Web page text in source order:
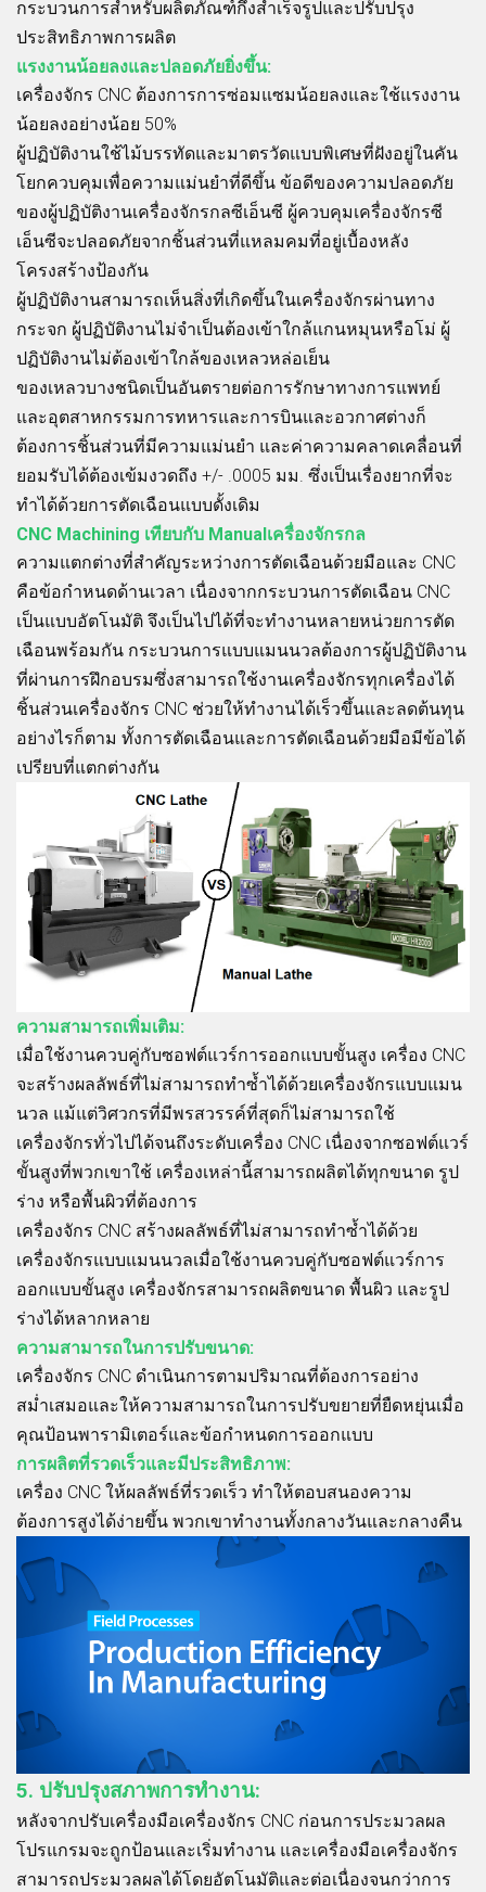
กระบวนการสำหรับผลิตภัณฑ์กึ่งสำเร็จรูปและปรับปรุง
ประสิทธิภาพการผลิต
แรงงานน้อยลงและปลอดภัยยิ่งขึ้น:
เครื่องจักร CNC ต้องการการซ่อมแซมน้อยลงและใช้แรงงาน
น้อยลงอย่างน้อย 50%
ผู้ปฏิบัติงานใช้ไม้บรรทัดและมาตรวัดแบบพิเศษที่ฝังอยู่ในคัน
โยกควบคุมเพื่อความแม่นยำที่ดีขึ้น ข้อดีของความปลอดภัย
ของผู้ปฏิบัติงานเครื่องจักรกลซีเอ็นซี ผู้ควบคุมเครื่องจักรซี
เอ็นซีจะปลอดภัยจากชิ้นส่วนที่แหลมคมที่อยู่เบื้องหลัง
โครงสร้างป้องกัน
ผู้ปฏิบัติงานสามารถเห็นสิ่งที่เกิดขึ้นในเครื่องจักรผ่านทาง
กระจก ผู้ปฏิบัติงานไม่จำเป็นต้องเข้าใกล้แกนหมุนหรือโม่ ผู้
ปฏิบัติงานไม่ต้องเข้าใกล้ของเหลวหล่อเย็น
ของเหลวบางชนิดเป็นอันตรายต่อการรักษาทางการแพทย์
และอุตสาหกรรมการทหารและการบินและอวกาศต่างก็
ต้องการชิ้นส่วนที่มีความแม่นยำ และค่าความคลาดเคลื่อนที่
ยอมรับได้ต้องเข้มงวดถึง +/- .0005 มม. ซึ่งเป็นเรื่องยากที่จะ
ทำได้ด้วยการตัดเฉือนแบบดั้งเดิม
CNC Machining เทียบกับ Manualเครื่องจักรกล
ความแตกต่างที่สำคัญระหว่างการตัดเฉือนด้วยมือและ CNC
คือข้อกำหนดด้านเวลา เนื่องจากกระบวนการตัดเฉือน CNC
เป็นแบบอัตโนมัติ จึงเป็นไปได้ที่จะทำงานหลายหน่วยการตัด
เฉือนพร้อมกัน กระบวนการแบบแมนนวลต้องการผู้ปฏิบัติงาน
ที่ผ่านการฝึกอบรมซึ่งสามารถใช้งานเครื่องจักรทุกเครื่องได้
ชิ้นส่วนเครื่องจักร CNC ช่วยให้ทำงานได้เร็วขึ้นและลดต้นทุน
อย่างไรก็ตาม ทั้งการตัดเฉือนและการตัดเฉือนด้วยมือมีข้อได้
เปรียบที่แตกต่างกัน
ความสามารถเพิ่มเติม:
เมื่อใช้งานควบคู่กับซอฟต์แวร์การออกแบบขั้นสูง เครื่อง CNC
จะสร้างผลลัพธ์ที่ไม่สามารถทำซ้ำได้ด้วยเครื่องจักรแบบแมน
นวล แม้แต่วิศวกรที่มีพรสวรรค์ที่สุดก็ไม่สามารถใช้
เครื่องจักรทั่วไปได้จนถึงระดับเครื่อง CNC เนื่องจากซอฟต์แวร์
ขั้นสูงที่พวกเขาใช้ เครื่องเหล่านี้สามารถผลิตได้ทุกขนาด รูป
ร่าง หรือพื้นผิวที่ต้องการ
เครื่องจักร CNC สร้างผลลัพธ์ที่ไม่สามารถทำซ้ำได้ด้วย
เครื่องจักรแบบแมนนวลเมื่อใช้งานควบคู่กับซอฟต์แวร์การ
ออกแบบขั้นสูง เครื่องจักรสามารถผลิตขนาด พื้นผิว และรูป
ร่างได้หลากหลาย
ความสามารถในการปรับขนาด:
เครื่องจักร CNC ดำเนินการตามปริมาณที่ต้องการอย่าง
สม่ำเสมอและให้ความสามารถในการปรับขยายที่ยืดหยุ่นเมื่อ
คุณป้อนพารามิเตอร์และข้อกำหนดการออกแบบ
การผลิตที่รวดเร็วและมีประสิทธิภาพ:
เครื่อง CNC ให้ผลลัพธ์ที่รวดเร็ว ทำให้ตอบสนองความ
ต้องการสูงได้ง่ายขึ้น พวกเขาทำงานทั้งกลางวันและกลางคืน
5. ปรับปรุงสภาพการทำงาน:
หลังจากปรับเครื่องมือเครื่องจักร CNC ก่อนการประมวลผล
โปรแกรมจะถูกป้อนและเริ่มทำงาน และเครื่องมือเครื่องจักร
สามารถประมวลผลได้โดยอัตโนมัติและต่อเนื่องจนกว่าการ